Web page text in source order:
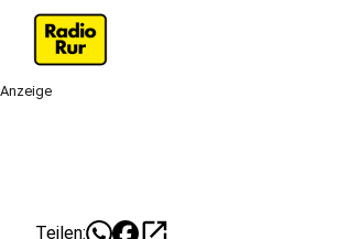
Anzeige
Teilen: